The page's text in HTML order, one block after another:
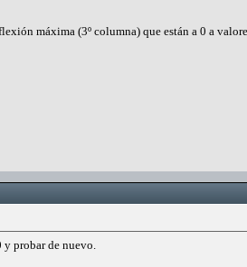
máxima (3º columna) que están a 0 a
probar de nuevo.